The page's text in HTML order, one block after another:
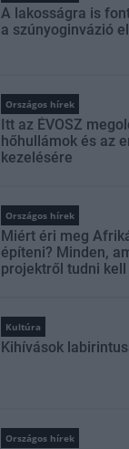
A lakosságra is
a szúnyoginvázió
Országos hírek
Itt az ÉVOSZ
hőhullámok és az
kezelésére
Országos hírek
Miért éri meg
építeni? Minden,
projektről tudni kell
Kultúra
Kihívások
Országos hírek